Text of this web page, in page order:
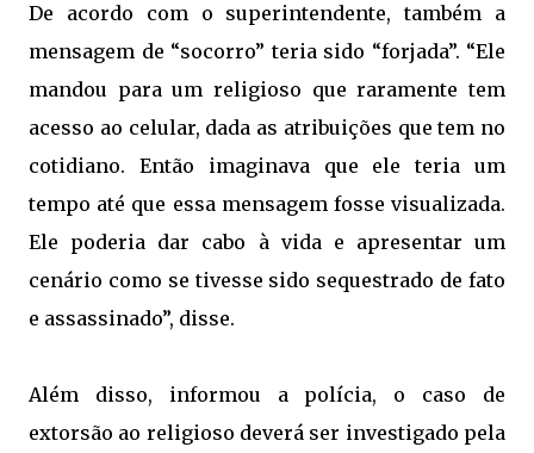
De acordo com o superintendente, também a
mensagem de “socorro” teria sido “forjada”. “Ele
mandou para um religioso que raramente tem
acesso ao celular, dada as atribuições que tem no
cotidiano. Então imaginava que ele teria um
tempo até que essa mensagem fosse visualizada.
Ele poderia dar cabo à vida e apresentar um
cenário como se tivesse sido sequestrado de fato
e assassinado”, disse.
Além disso, informou a polícia, o caso de
extorsão ao religioso deverá ser investigado pela